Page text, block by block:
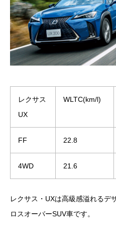
レクサス
UX
WLTC(km/l)
FF 22.8
4WD 21.6
レクサス・UXは高級感溢れるデ
ロスオーバーSUV車です。